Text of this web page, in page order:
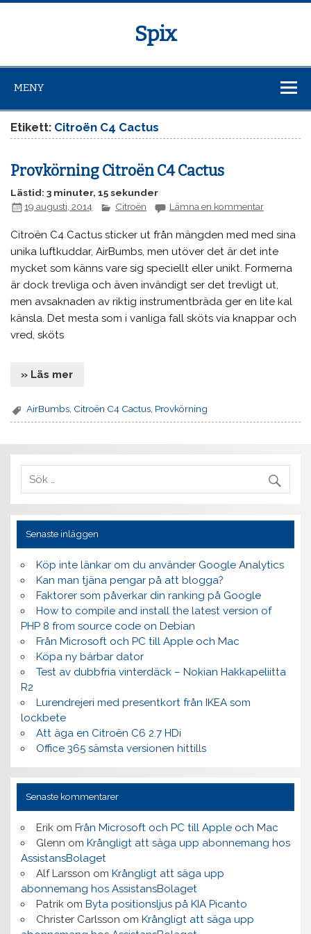
Spix
MENY
Etikett: Citroën C4 Cactus
Provkörning Citroën C4 Cactus
Lästid: 3 minuter, 15 sekunder
19 augusti, 2014
Citroën Lämna en kommentar
Citroën C4 Cactus sticker ut från mängden med med sina
unika luftkuddar, AirBumbs, men utöver det är det inte
mycket som känns vare sig speciellt eller unikt. Formerna
är dock trevliga och även invändigt ser det trevligt ut,
men avsaknaden av riktig instrumentbräda ger en lite kal
känsla. Det mesta som i vanliga fall sköts via knappar och
vred, sköts
» Läs mer
AirBumbs Citroën C4 Cactus Provkörning
Senaste inläggen
Köp inte länkar om du använder Google Analytics
Kan man tjäna pengar på att blogga?
Faktorer som påverkar din ranking på Google
How to compile and install the latest version of
PHP 8 from source code on Debian
Från Microsoft och PC till Apple och Mac
Köpa ny bärbar dator
Test av dubbfria vinterdäck – Nokian Hakkapeliitta
R2
Lurendrejeri med presentkort från IKEA som
lockbete
Att äga en Citroën C6 2.7 HDi
Office 365 sämsta versionen hittills
Senaste kommentarer
Erikom Från Microsoft och PC till Apple och Mac
Glenn om Krångligt att säga upp abonnemang hos
AssistansBolaget
Alf Larsson om Krångligt att säga upp
abonnemang hos AssistansBolaget
Patrikom Byta positionsljus på KIA Picanto
Christer Carlsson om Krångligt att säga upp